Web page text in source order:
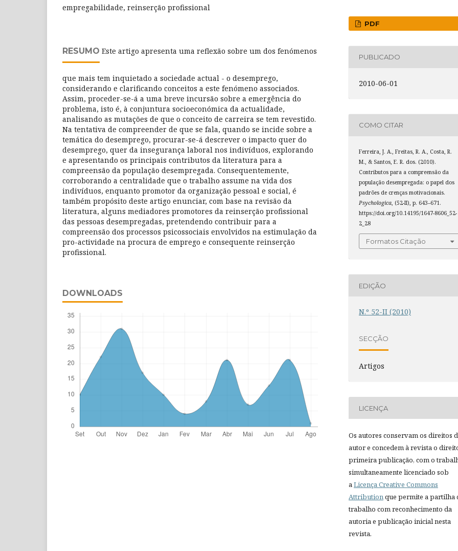
empregabilidade, reinserção profissional
RESUMO Este artigo apresenta uma reflexão sobre um dos fenómenos
que mais tem inquietado a sociedade actual - o desemprego,
considerando e clarificando conceitos a este fenómeno associados.
Assim, proceder-se-á a uma breve incursão sobre a emergência do
problema, isto é, à conjuntura socioeconómica da actualidade,
analisando as mutações de que o conceito de carreira se tem revestido.
Na tentativa de compreender de que se fala, quando se incide sobre a
temática do desemprego, procurar-se-á descrever o impacto quer do
desemprego, quer da insegurança laboral nos indivíduos, explorando
e apresentando os principais contributos da literatura para a
compreensão da população desempregada. Consequentemente,
corroborando a centralidade que o trabalho assume na vida dos
indivíduos, enquanto promotor da organização pessoal e social, é
também propósito deste artigo enunciar, com base na revisão da
literatura, alguns mediadores promotores da reinserção profissional
das pessoas desempregadas, pretendendo contribuir para a
compreensão dos processos psicossociais envolvidos na estimulação da
pro-actividade na procura de emprego e consequente reinserção
profissional.
DOWNLOADS
PDF
PUBLICADO
2010-06-01
COMO CITAR
Ferreira, J. A., Freitas, R. A., Costa, R.
M., & Santos, E. R. dos. (2010).
Contributos para a compreensão da
população desempregada: o papel dos
padrões de crenças motivacionais.
Psychologica, (52-II), p. 643–671.
https://doi.org/10.14195/1647-8606_52-
2_28
Formatos Citação
EDIÇÃO
N.º 52-II (2010)
SECÇÃO
Artigos
LICENÇA
Os autores conservam os direitos
autor e concedem à revista o
primeira publicação, com o
simultaneamente licenciado sob
aLicença Creative Commons
Attributionque permite a partilha
trabalho com reconhecimento da
autoria e publicação inicial nesta
revista.